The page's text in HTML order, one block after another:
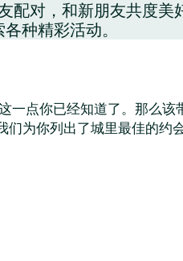
配对，和新朋友共度
种精彩活动。
一点你已经知道了。那么该
们为你列出了城里最佳的约